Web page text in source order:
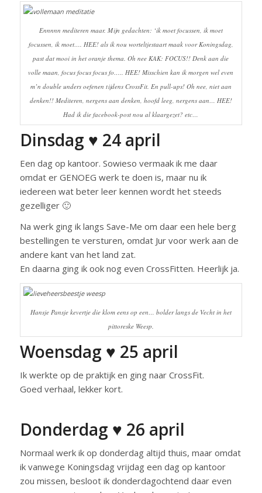
Ennnnn mediteren maar. Mijn gedachten: ‘ik moet focussen, ik moet
focussen, ik moet…. HEE! als ik nou worteltjestaart maak voor Koningsdag,
past dat mooi in het oranje thema. Oh nee KAK: FOCUS!! Denk aan die
volle maan, focus focus focus fo….. HEE! Misschien kan ik morgen wel even
m’n double unders oefenen tijdens CrossFit. En pull-ups! Oh nee, niet aan
denken!! Mediteren, nergens aan denken, hoofd leeg, nergens aan… HEE!
Had ik die facebook-post nou al klaargezet? etc…
Dinsdag ♥ 24 april
Een dag op kantoor. Sowieso vermaak ik me daar
omdat er GENOEG werk te doen is, maar nu ik
iedereen wat beter leer kennen wordt het steeds
gezelliger 🙂
Na werk ging ik langs Save-Me om daar een hele berg
bestellingen te versturen, omdat Jur voor werk aan de
andere kant van het land zat.
En daarna ging ik ook nog even CrossFitten. Heerlijk ja.
Hansje Pansje kevertje die klom eens op een… bolder langs de Vecht in het
pittoreske Weesp.
Woensdag ♥ 25 april
Ik werkte op de praktijk en ging naar CrossFit.
Goed verhaal, lekker kort.
Donderdag ♥ 26 april
Normaal werk ik op donderdag altijd thuis, maar omdat
ik vanwege Koningsdag vrijdag een dag op kantoor
zou missen, besloot ik donderdagochtend daar even